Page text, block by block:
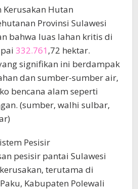
Kerusakan Hutan
Provinsi Sulawesi
bahwa luas lahan kritis di
332.761 ,72 hektar.
signifikan ini berdampak
dan sumber-sumber air,
bencana alam seperti
(sumber, walhi sulbar,
Pesisir
pesisir pantai Sulawesi
terutama di
Kabupaten Polewali